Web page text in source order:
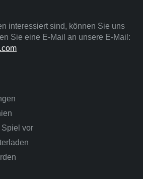
interessiert sind, können Sie uns
Sie eine E-Mail an unsere E-Mail:
vor